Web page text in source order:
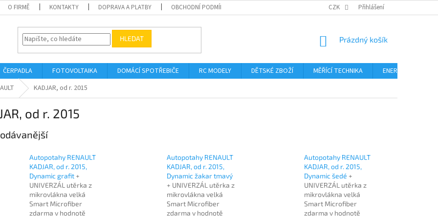
O FIRMĚ KONTAKTY DOPRAVA A PLATBY OBCHODNÍ PODMÍNKY PODMÍNKY OCHRANY OSOBNÍCH ÚDAJŮ FORMULÁŘ
CZK Přihlášení
HLEDAT
NÁKUPNÍ
Prázdný košík
ČERPADLA FOTOVOLTAIKA DOMÁCÍ SPOTŘEBIČE RC MODELY DĚTSKÉ ZBOŽÍ MĚŘÍCÍ TECHNIKA ENERGIE
KADJAR, od r. 2015
od r. 2015
Autopotahy RENAULT
KADJAR, od r. 2015,
Dynamic grafit +
UNIVERZÁL utěrka z
mikrovlákna velká
Smart Microfiber
zdarma v hodnotě
Autopotahy RENAULT
KADJAR, od r. 2015,
Dynamic žakar tmavý
+ UNIVERZÁL utěrka z
mikrovlákna velká
Smart Microfiber
zdarma v hodnotě
Autopotahy RENAULT
KADJAR, od r. 2015,
Dynamic šedé +
UNIVERZÁL utěrka z
mikrovlákna velká
Smart Microfiber
zdarma v hodnotě